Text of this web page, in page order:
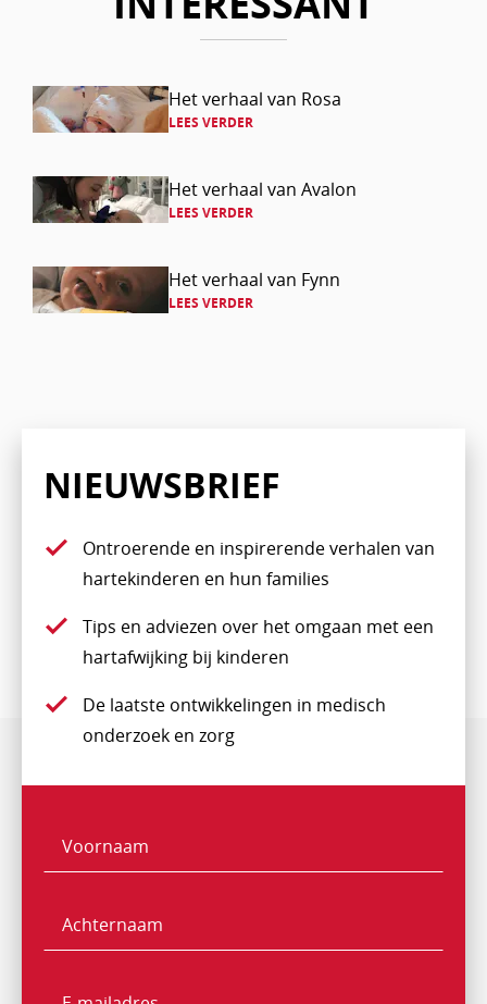
Het verhaal van Rosa
LEES VERDER
Lees
verder
Het verhaal van Avalon
LEES VERDER
Lees
verder
Het verhaal van Fynn
LEES VERDER
Lees
verder
NIEUWSBRIEF
Ontroerende en inspirerende verhalen van
hartekinderen en hun families
Tips en adviezen over het omgaan met een
hartafwijking bij kinderen
De laatste ontwikkelingen in medisch
onderzoek en zorg
Naam
Voornaam
Achternaam